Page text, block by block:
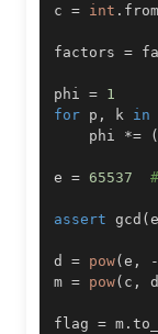
c = int .
factors =
phi = 1
for p , k in
    phi
*= (
e = 65537
assert gcd (e
d = pow(e , -
m = pow( c , d
flag = m .